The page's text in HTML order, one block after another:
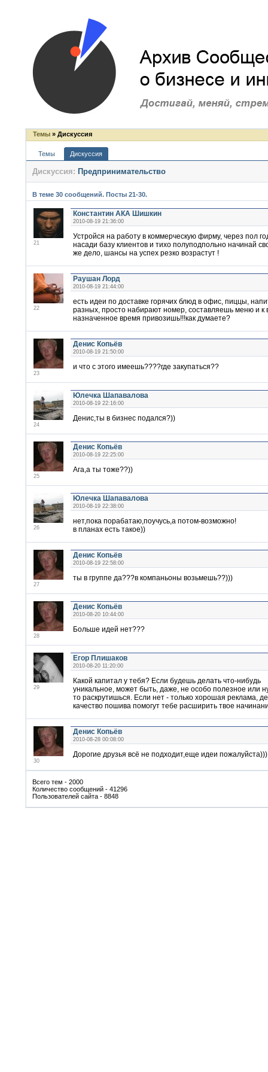
Темы » Дискуссия
Темы Дискуссия
Дискуссия: Предпринимательство
В теме 30 сообщений. Посты 21-30.
21
Константин АКА Шишкин
2010-08-19 21:36:00
Устройся на работу в коммерческую фирму, через пол
насади базу клиентов и тихо полуподпольно начинай
же дело, шансы на успех резко возрастут !
22
Раушан Лорд
2010-08-19 21:44:00
есть идеи по доставке горячих блюд в офис, пиццы,
разных, просто набирают номер, составляешь меню и к
назначенное время привозишь!!!как думаете?
23
Денис Копьёв
2010-08-19 21:50:00
и что с этого имеешь????где закупаться??
24
Юлечка Шапавалова
2010-08-19 22:16:00
Денис,ты в бизнес подался?))
25
Денис Копьёв
2010-08-19 22:25:00
Ага,а ты тоже??))
26
Юлечка Шапавалова
2010-08-19 22:38:00
нет,пока порабатаю,поучусь,а потом-возможно!
в планах есть такое))
27
Денис Копьёв
2010-08-19 22:58:00
ты в группе да???в компаньоны возьмешь??)))
28
Денис Копьёв
2010-08-20 10:44:00
Больше идей нет???
29
Егор Плишаков
2010-08-20 11:20:00
Какой капитал у тебя? Если будешь делать что-нибудь
уникальное, может быть, даже, не особо полезное или
то раскрутишься. Если нет - только хорошая реклама,
качество пошива помогут тебе расширить твое
30
Денис Копьёв
2010-08-28 00:08:00
Дорогие друзья всё не подходит,еще идеи пожалуйста)))
Всего тем - 2000
Количество сообщений - 41296
Пользователей сайта - 8848